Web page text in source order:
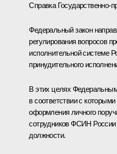
Справка Государственно-
Федеральный закон
регулирования вопросов
исполнительной системе
принудительного
B этих целях
в соответствии с
оформления личного
сотрудников ФСИН
должности.